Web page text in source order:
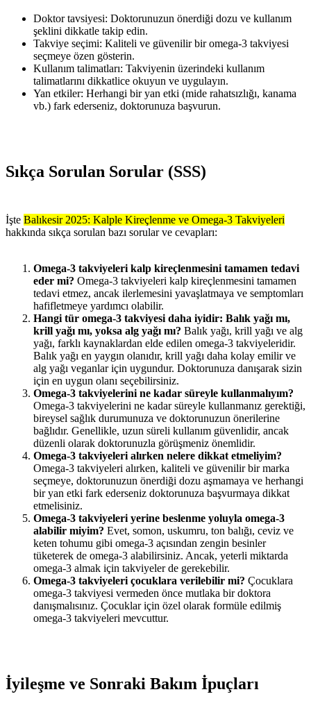
Doktor tavsiyesi: Doktorunuzun önerdiği dozu ve kullanım
şeklini dikkatle takip edin.
Takviye seçimi: Kaliteli ve güvenilir bir omega-3 takviyesi
seçmeye özen gösterin.
Kullanım talimatları: Takviyenin üzerindeki kullanım
talimatlarını dikkatlice okuyun ve uygulayın.
Yan etkiler: Herhangi bir yan etki (mide rahatsızlığı, kanama
vb.) fark ederseniz, doktorunuza başvurun.
Sıkça Sorulan Sorular (SSS)
İşte Balıkesir 2025: Kalple Kireçlenme ve Omega-3 Takviyeleri
hakkında sıkça sorulan bazı sorular ve cevapları:
Omega-3 takviyeleri kalp kireçlenmesini tamamen tedavi
eder mi? Omega-3 takviyeleri kalp kireçlenmesini tamamen
tedavi etmez, ancak ilerlemesini yavaşlatmaya ve semptomları
hafifletmeye yardımcı olabilir.
Hangi tür omega-3 takviyesi daha iyidir: Balık yağı mı,
krill yağı mı, yoksa alg yağı mı? Balık yağı, krill yağı ve alg
yağı, farklı kaynaklardan elde edilen omega-3 takviyeleridir.
Balık yağı en yaygın olanıdır, krill yağı daha kolay emilir ve
alg yağı veganlar için uygundur. Doktorunuza danışarak sizin
için en uygun olanı seçebilirsiniz.
Omega-3 takviyelerini ne kadar süreyle kullanmalıyım?
Omega-3 takviyelerini ne kadar süreyle kullanmanız gerektiği,
bireysel sağlık durumunuza ve doktorunuzun önerilerine
bağlıdır. Genellikle, uzun süreli kullanım güvenlidir, ancak
düzenli olarak doktorunuzla görüşmeniz önemlidir.
Omega-3 takviyeleri alırken nelere dikkat etmeliyim?
Omega-3 takviyeleri alırken, kaliteli ve güvenilir bir marka
seçmeye, doktorunuzun önerdiği dozu aşmamaya ve herhangi
bir yan etki fark ederseniz doktorunuza başvurmaya dikkat
etmelisiniz.
Omega-3 takviyeleri yerine beslenme yoluyla omega-3
alabilir miyim? Evet, somon, uskumru, ton balığı, ceviz ve
keten tohumu gibi omega-3 açısından zengin besinler
tüketerek de omega-3 alabilirsiniz. Ancak, yeterli miktarda
omega-3 almak için takviyeler de gerekebilir.
Omega-3 takviyeleri çocuklara verilebilir mi? Çocuklara
omega-3 takviyesi vermeden önce mutlaka bir doktora
danışmalısınız. Çocuklar için özel olarak formüle edilmiş
omega-3 takviyeleri mevcuttur.
İyileşme ve Sonraki Bakım İpuçları